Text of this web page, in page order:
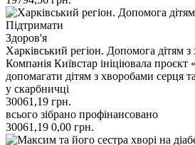
Підтримати
Здоров'я
Харківський регіон. Допомога дітям
Компанія Київстар ініціювала
допомагати дітям з хворобами серця
у скарбничці
30061,19 грн.
всього зібрано профінансовано
30061,19 0,00 грн.